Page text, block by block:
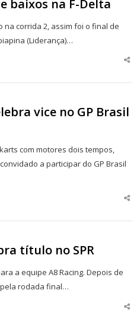
baixos na F-Delta
na corrida 2, assim foi o final de
(Liderança)…
vice no GP Brasil
com motores dois tempos,
a participar do GP Brasil
título no SPR
a equipe A8 Racing. Depois de
rodada final…